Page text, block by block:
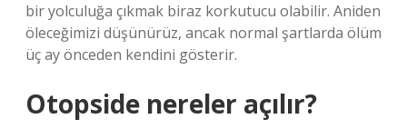
bir yolculuğa çıkmak biraz korkutucu olabilir. Aniden
öleceğimizi düşünürüz, ancak normal şartlarda ölüm
üç ay önceden kendini gösterir.
Otopside nereler açılır?